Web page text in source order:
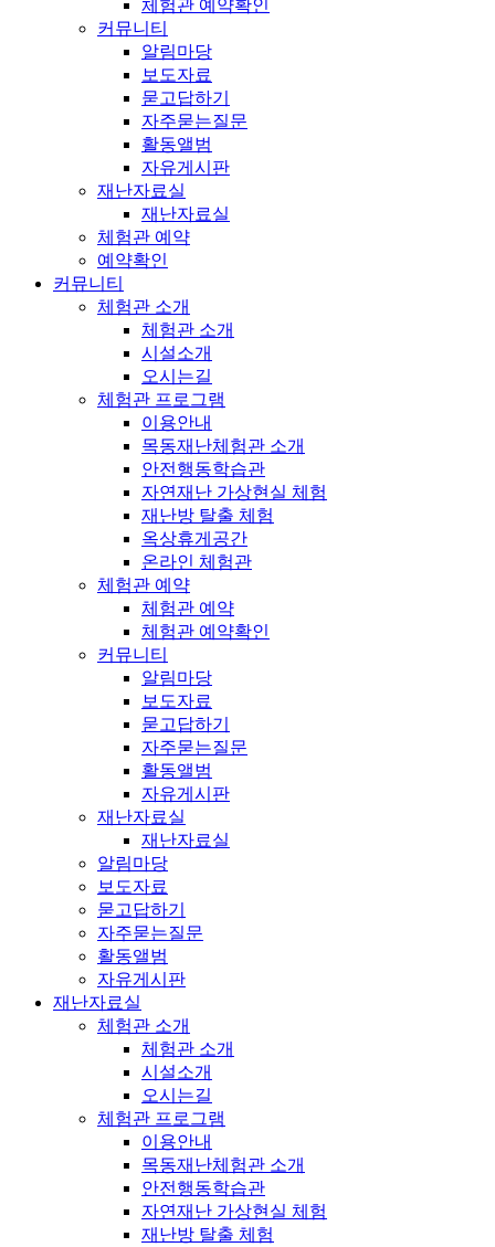
체험관 예약확인
커뮤니티
알림마당
보도자료
묻고답하기
자주묻는질문
활동앨범
자유게시판
재난자료실
재난자료실
체험관 예약
예약확인
커뮤니티
체험관 소개
체험관 소개
시설소개
오시는길
체험관 프로그램
이용안내
목동재난체험관 소개
안전행동학습관
자연재난 가상현실 체험
재난방 탈출 체험
옥상휴게공간
온라인 체험관
체험관 예약
체험관 예약
체험관 예약확인
커뮤니티
알림마당
보도자료
묻고답하기
자주묻는질문
활동앨범
자유게시판
재난자료실
재난자료실
알림마당
보도자료
묻고답하기
자주묻는질문
활동앨범
자유게시판
재난자료실
체험관 소개
체험관 소개
시설소개
오시는길
체험관 프로그램
이용안내
목동재난체험관 소개
안전행동학습관
자연재난 가상현실 체험
재난방 탈출 체험